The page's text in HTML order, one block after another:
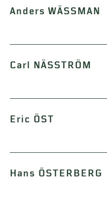
Anders WÄSSMAN
Carl NÄSSTRÖM
Eric ÖST
Hans ÖSTERBERG